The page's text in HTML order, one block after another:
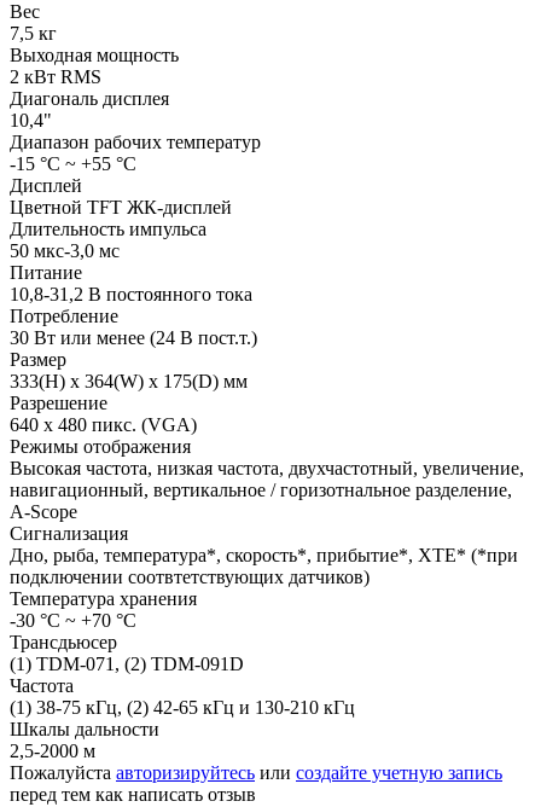
Вес
7,5 кг
Выходная мощность
2 кВт RMS
Диагональ дисплея
10,4"
Диапазон рабочих температур
-15 °С ~ +55 °С
Дисплей
Цветной TFT ЖК-дисплей
Длительность импульса
50 мкс-3,0 мс
Питание
10,8-31,2 В постоянного тока
Потребление
30 Вт или менее (24 В пост.т.)
Размер
333(H) x 364(W) x 175(D) мм
Разрешение
640 х 480 пикс. (VGA)
Режимы отображения
Высокая частота, низкая частота, двухчастотный, увеличение,
навигационный, вертикальное / горизотнальное разделение,
A-Scope
Сигнализация
Дно, рыба, температура*, скорость*, прибытие*, XTE* (*при
подключении соотвтетствующих датчиков)
Температура хранения
-30 °С ~ +70 °С
Трансдьюсер
(1) TDM-071, (2) TDM-091D
Частота
(1) 38-75 кГц, (2) 42-65 кГц и 130-210 кГц
Шкалы дальности
2,5-2000 м
Пожалуйста авторизируйтесь или создайте учетную запись
перед тем как написать отзыв